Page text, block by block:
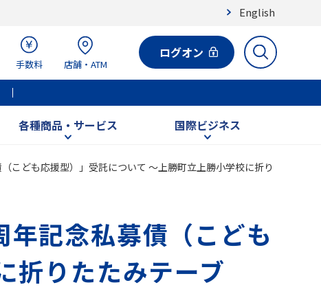
English
手数料 店舗・ATM
ログオン
各種商品・サービス 国際ビジネス
こども応援型）」受託について ～上勝町立上勝小学校に折り
記念私募債（こども
折りたたみテーブ